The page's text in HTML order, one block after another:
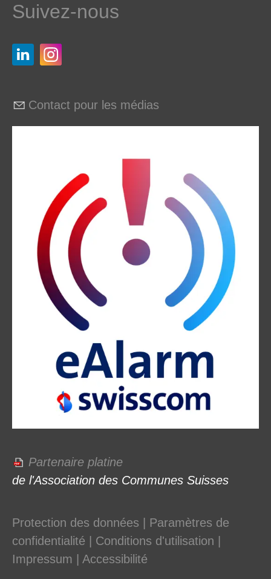
Suivez-nous
Contact pour les médias
Partenaire platine
de l'Association des Communes Suisses
Protection des données
Paramètres de
confidentialité
Conditions d'utilisation
Impressum
Accessibilité